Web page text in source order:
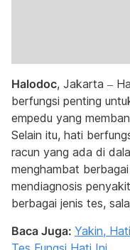
Halodoc, Jakarta –
berfungsi penting
empedu yang
Selain itu, hati
racun yang ada di
menghambat
mendiagnosis
berbagai jenis tes,
Baca Juga: Yakin,